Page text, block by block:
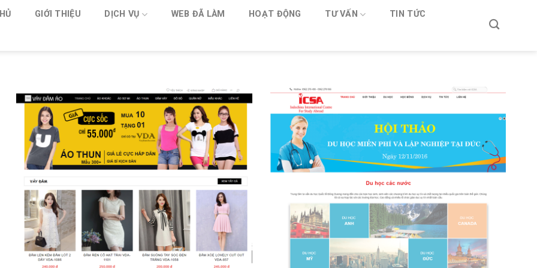
GIỚI THIỆU DỊCH VỤ WEB ĐÃ LÀM HOẠT ĐỘNG TƯ VẤN TIN TỨC